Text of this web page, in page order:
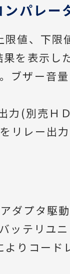
ンパレー
値、下限
を表示し
ブザー音
力(別売Ｈ
リレー出
ダプタ駆
ッテリユ
よりコード